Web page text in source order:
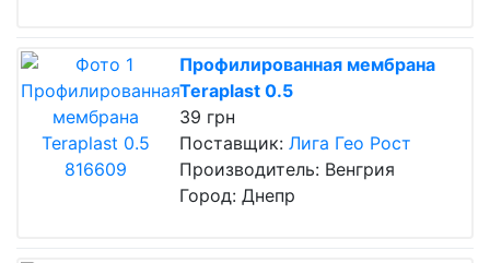
Профилированная мембрана
Teraplast 0.5
39 грн
Поставщик: Лига Гео Рост
Производитель: Венгрия
Город: Днепр